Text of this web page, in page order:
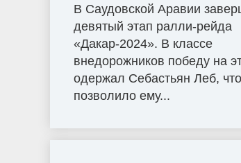
В Саудовской Аравии
девятый этап ралли-рейда
«Дакар-2024». В классе
внедорожников победу на
одержал Себастьян Леб, что
позволило ему...